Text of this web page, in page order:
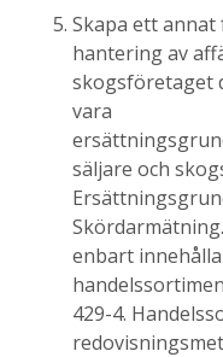
Skapa ett
hantering av
skogsföretaget
vara
säljare och
enbart
429-4.